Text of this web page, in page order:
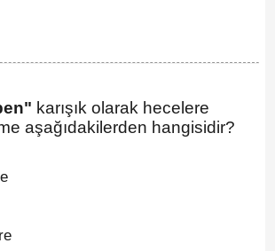
karışık olarak hecelere
aşağıdakilerden hangisidir?